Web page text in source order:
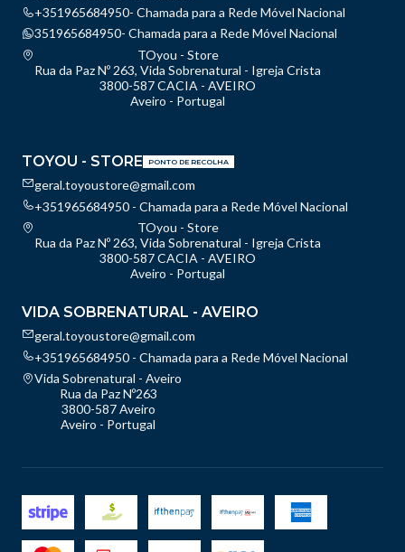
+351965684950- Chamada para a Rede Móvel Nacional
351965684950- Chamada para a Rede Móvel Nacional
TOyou - Store
Rua da Paz Nº 263, Vida Sobrenatural - Igreja Crista
3800-587 CACIA - AVEIRO
Aveiro - Portugal
TOYOU - STORE PONTO DE RECOLHA
geral.toyoustore@gmail.com
+351965684950 - Chamada para a Rede Móvel Nacional
TOyou - Store
Rua da Paz Nº 263, Vida Sobrenatural - Igreja Crista
3800-587 CACIA - AVEIRO
Aveiro - Portugal
VIDA SOBRENATURAL - AVEIRO
geral.toyoustore@gmail.com
+351965684950 - Chamada para a Rede Móvel Nacional
Vida Sobrenatural - Aveiro
Rua da Paz Nº263
3800-587 Aveiro
Aveiro - Portugal